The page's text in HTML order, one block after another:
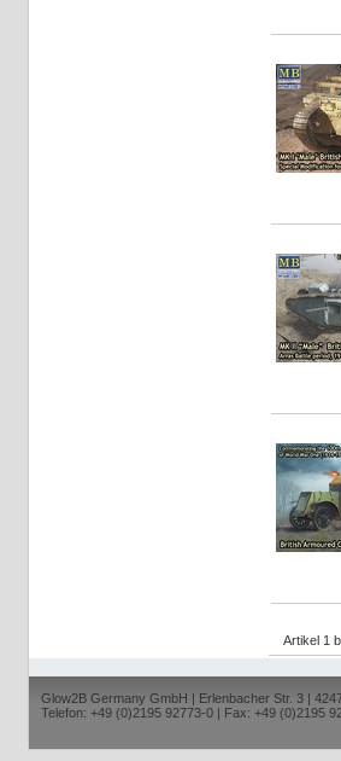
Artikel 1
Glow2B Germany GmbH | Erlenbacher Str. 3 |
Telefon: +49 (0)2195 92773-0 | Fax: +49 (0)2195